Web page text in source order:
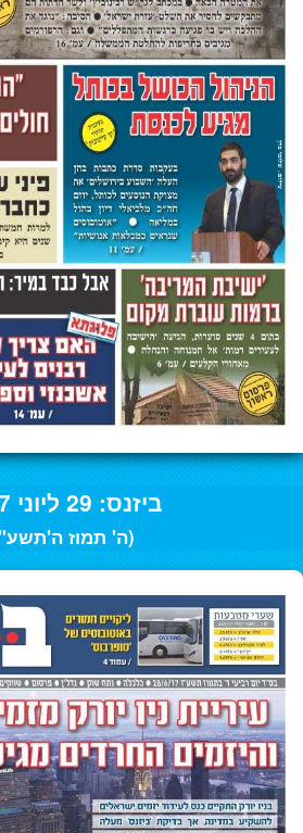
ביזנס: 29 ליוני 2017
(ה' תמוז ה'תשע"ז)